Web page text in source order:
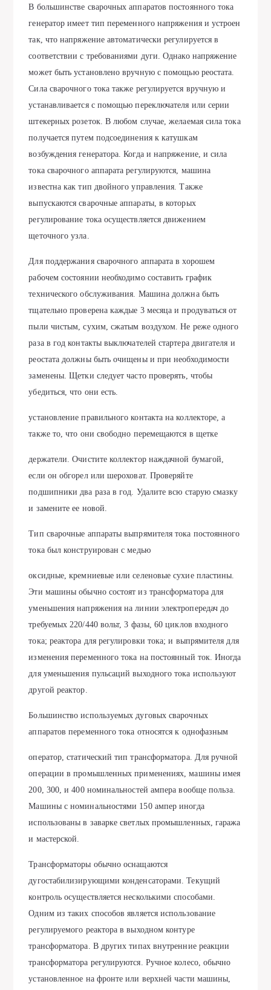
В большинстве сварочных аппаратов постоянного тока
генератор имеет тип переменного напряжения и устроен
так, что напряжение автоматически регулируется в
соответствии с требованиями дуги. Однако напряжение
может быть установлено вручную с помощью реостата.
Сила сварочного тока также регулируется вручную и
устанавливается с помощью переключателя или серии
штекерных розеток. В любом случае, желаемая сила тока
получается путем подсоединения к катушкам
возбуждения генератора. Когда и напряжение, и сила
тока сварочного аппарата регулируются, машина
известна как тип двойного управления. Также
выпускаются сварочные аппараты, в которых
регулирование тока осуществляется движением
щеточного узла.
Для поддержания сварочного аппарата в хорошем
рабочем состоянии необходимо составить график
технического обслуживания. Машина должна быть
тщательно проверена каждые 3 месяца и продуваться от
пыли чистым, сухим, сжатым воздухом. Не реже одного
раза в год контакты выключателей стартера двигателя и
реостата должны быть очищены и при необходимости
заменены. Щетки следует часто проверять, чтобы
убедиться, что они есть.
установление правильного контакта на коллекторе, а
также то, что они свободно перемещаются в щетке
держатели. Очистите коллектор наждачной бумагой,
если он обгорел или шероховат. Проверяйте
подшипники два раза в год. Удалите всю старую смазку
и замените ее новой.
Тип сварочные аппараты выпрямителя тока постоянного
тока был конструирован с медью
оксидные, кремниевые или селеновые сухие пластины.
Эти машины обычно состоят из трансформатора для
уменьшения напряжения на линии электропередач до
требуемых 220/440 вольт, 3 фазы, 60 циклов входного
тока; реактора для регулировки тока; и выпрямителя для
изменения переменного тока на постоянный ток. Иногда
для уменьшения пульсаций выходного тока используют
другой реактор.
Большинство используемых дуговых сварочных
аппаратов переменного тока относятся к однофазным
оператор, статический тип трансформатора. Для ручной
операции в промышленных применениях, машины имея
200, 300, и 400 номинальностей ампера вообще польза.
Машины с номинальностями 150 ампер иногда
использованы в заварке светлых промышленных, гаража
и мастерской.
Трансформаторы обычно оснащаются
дугостабилизирующими конденсаторами. Текущий
контроль осуществляется несколькими способами.
Одним из таких способов является использование
регулируемого реактора в выходном контуре
трансформатора. В других типах внутренние реакции
трансформатора регулируются. Ручное колесо, обычно
установленное на фронте или верхней части машины,